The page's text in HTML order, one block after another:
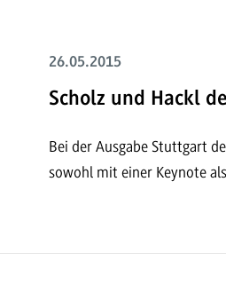
26.05.2015
Scholz und Hackl
Bei der Ausgabe Stuttgart
sowohl mit einer Keynote